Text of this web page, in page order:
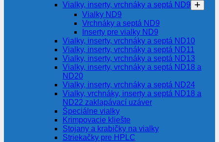
Vialky, inserty, vrchnáky a septá ND9
Vialky ND9
Vrchnáky a septá ND9
Inserty pre vialky ND9
Vialky, inserty, vrchnáky a septá ND10
Vialky, inserty, vrchnáky a septá ND11
Vialky, inserty, vrchnáky a septá ND13
Vialky, inserty, vrchnáky a septá ND18 a
ND20
Vialky, inserty, vrchnáky a septá ND24
Vialky, vrchnáky, inserty a septá ND18 a
ND22 zaklapávací uzáver
Špeciálne vialky
Krimpovacie kliešte
Stojany a krabičky na vialky
Striekačky pre HPLC